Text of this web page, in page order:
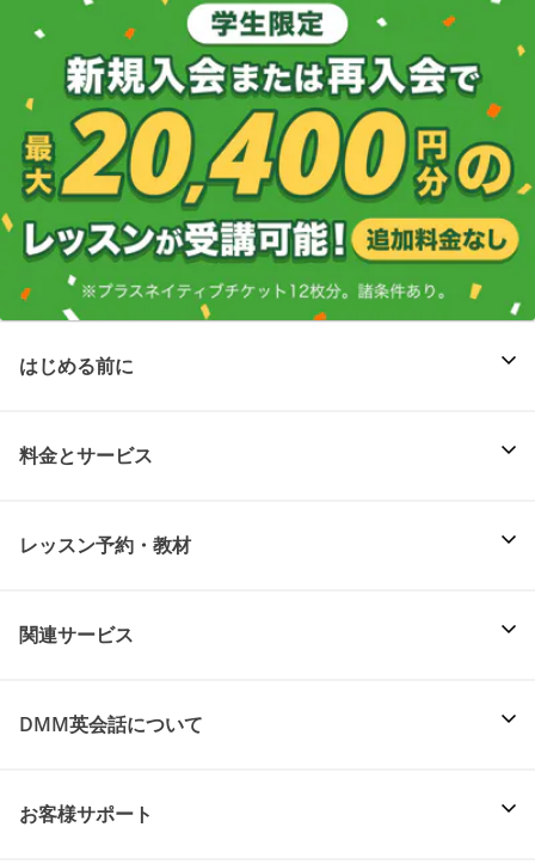
はじめる前に
料金とサービス
レッスン予約・教材
関連サービス
DMM英会話について
お客様サポート